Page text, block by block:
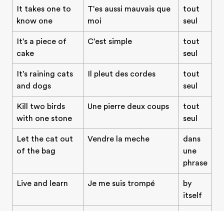
It takes one to
know one
T'es aussi mauvais que
moi
tout
seul
It's a piece of
cake
C'est simple
tout
seul
It's raining cats
and dogs
Il pleut des cordes
tout
seul
Kill two birds
with one stone
Une pierre deux coups
tout
seul
Let the cat out
of the bag
Vendre la meche
dans
une
phrase
Live and learn Je me suis trompé
by
itself